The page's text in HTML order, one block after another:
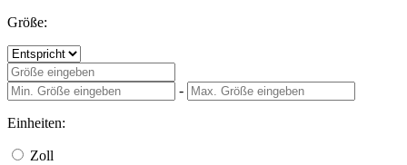
Größe:
-
Einheiten:
Zoll